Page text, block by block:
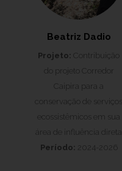
Beatriz Dadio
Projeto: Contribuição
do projeto Corredor
Caipira para a
conservação de serviços
ecossistêmicos em sua
área de influência direta
Período: 2024-2026